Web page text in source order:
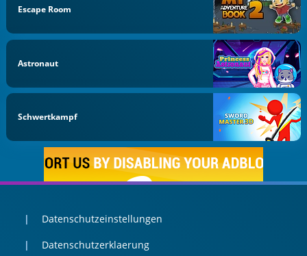
Escape Room
Astronaut
Schwertkampf
Datenschutzeinstellungen
Datenschutzerklaerung